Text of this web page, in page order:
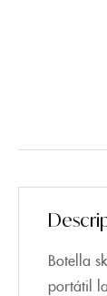
Botella
portátil